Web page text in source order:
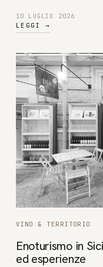
10 LUGLIO 2026
LEGGI →
VINO & TERRITORIO
Enoturismo in
ed esperienze